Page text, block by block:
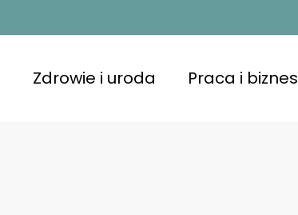
Zdrowie i uroda Praca i biznes